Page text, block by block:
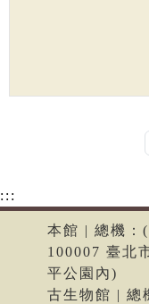
:::
本館 | 總機：
100007 臺北
平公園內)
古生物館 | 總